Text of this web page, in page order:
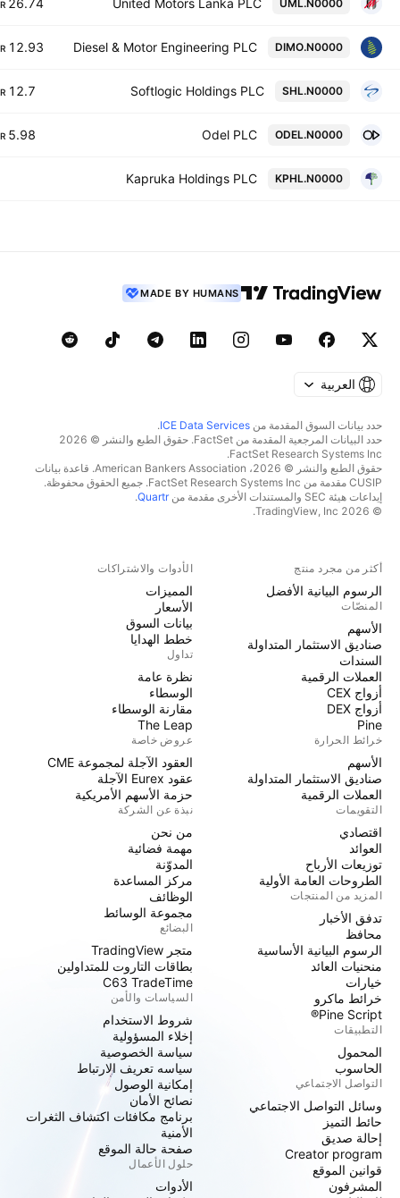
UML.N0000
United Motors Lanka PLC
26.74 B
DIMO.N0000
Diesel & Motor Engineering PLC
12.93 B
SHL.N0000
Softlogic Holdings PLC
12.7 B
ODEL.N0000
Odel PLC
5.98 B
KPHL.N0000
Kapruka Holdings PLC
MADE BY HUMANS
العربية
حدد بيانات السوق المقدمة من ICE Data Services
.
حدد البيانات المرجعية المقدمة من FactSet. حقوق الطبع والنشر © 2026
FactSet Research Systems Inc.
حقوق الطبع والنشر © 2026، American Bankers Association. قاعدة بيانات
CUSIP مقدمة من FactSet Research Systems Inc. جميع الحقوق محفوظة.
إيداعات هيئة SEC والمستندات الأخرى مقدمة من
Quartr
.
© 2026 TradingView, Inc.
أكثر من مجرد منتج
الرسوم البيانية الأفضل
المنصّات
الأسهم
صناديق الاستثمار المتداولة
السندات
العملات الرقمية
أزواج CEX
أزواج DEX
Pine
خرائط الحرارة
الأسهم
صناديق الاستثمار المتداولة
العملات الرقمية
التقويمات
اقتصادي
العوائد
توزيعات الأرباح
الطروحات العامة الأولية
المزيد من المنتجات
تدفق الأخبار
محافظ
الرسوم البيانية الأساسية
منحنيات العائد
خيارات
خرائط ماكرو
Pine Script®
التطبيقات
المحمول
الحاسوب
التواصل الاجتماعي
وسائل التواصل الاجتماعي
حائط التميز
إحالة صديق
Creator program
قوانين الموقع
المشرفون
الأدوات والاشتراكات
المميزات
الأسعار
بيانات السوق
خطط الهدايا
تداول
نظرة عامة
الوسطاء
مقارنة الوسطاء
The Leap
عروض خاصة
العقود الآجلة لمجموعة CME
عقود Eurex الآجلة
حزمة الأسهم الأمريكية
نبذة عن الشركة
من نحن
مهمة فضائية
المدوّنة
مركز المساعدة
الوظائف
مجموعة الوسائط
البضائع
متجر TradingView
بطاقات التاروت للمتداولين
C63 TradeTime
السياسات والأمن
شروط الاستخدام
إخلاء المسؤولية
سياسة الخصوصية
سياسه تعريف الارتباط
إمكانية الوصول
نصائح الأمان
برنامج مكافئات اكتشاف الثغرات
الأمنية
صفحة حالة الموقع
حلول الأعمال
الأدوات